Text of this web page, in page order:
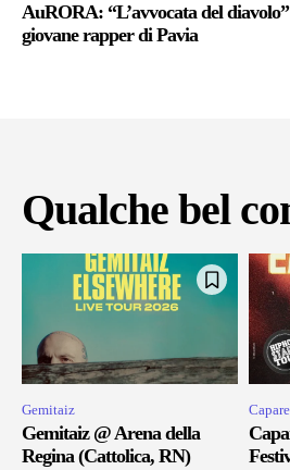
AuRORA: “L’avvocata del
giovane rapper di Pavia
Qualche bel
Gemitaiz
Gemitaiz @ Arena della
Regina (Cattolica, RN)